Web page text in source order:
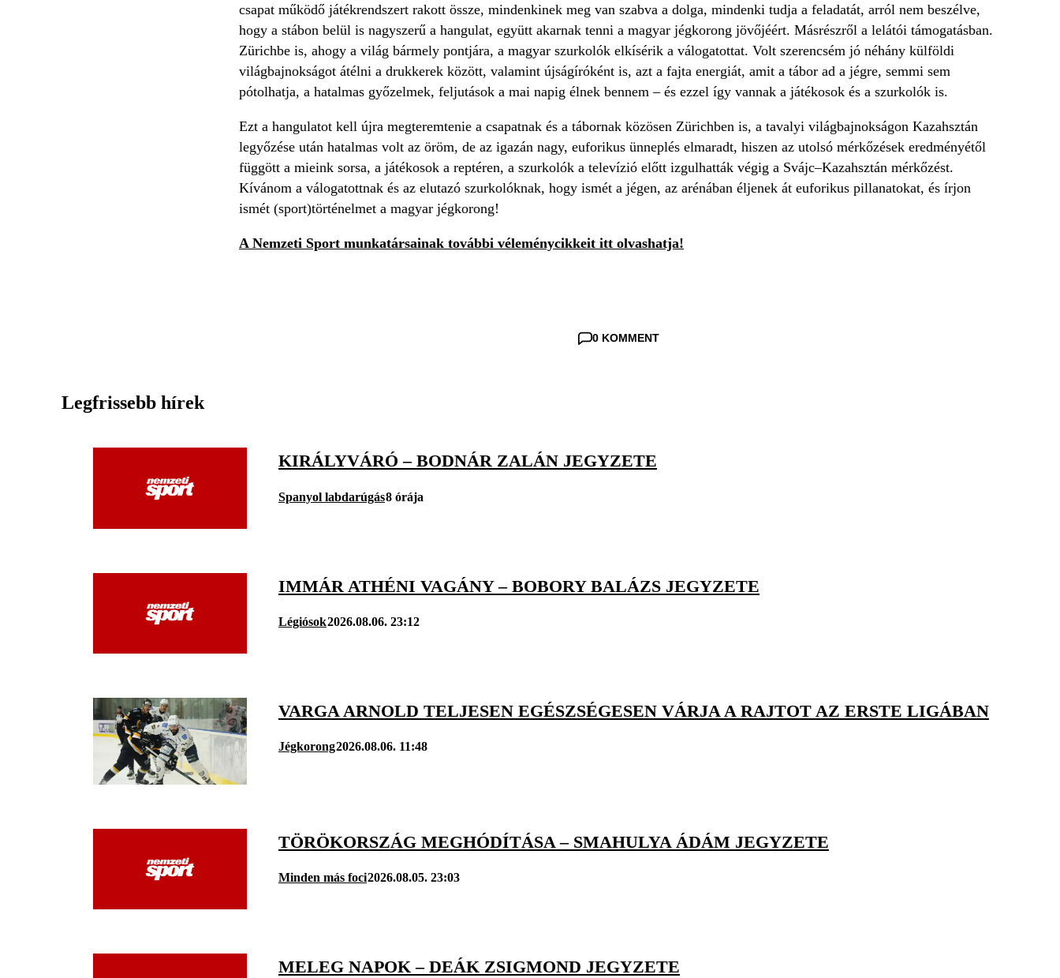
csapat működő játékrendszert rakott össze, mindenkinek meg van szabva a dolga, mindenki tudja a feladatát, arról nem beszélve,
hogy a stábon belül is nagyszerű a hangulat, együtt akarnak tenni a magyar jégkorong jövőjéért. Másrészről a lelátói támogatásban.
Zürichbe is, ahogy a világ bármely pontjára, a magyar szurkolók elkísérik a válogatottat. Volt szerencsém jó néhány külföldi
világbajnokságot átélni a drukkerek között, valamint újságíróként is, azt a fajta energiát, amit a tábor ad a jégre, semmi sem
pótolhatja, a hatalmas győzelmek, feljutások a mai napig élnek bennem – és ezzel így vannak a játékosok és a szurkolók is.
Ezt a hangulatot kell újra megteremtenie a csapatnak és a tábornak közösen Zürichben is, a tavalyi világbajnokságon Kazahsztán
legyőzése után hatalmas volt az öröm, de az igazán nagy, euforikus ünneplés elmaradt, hiszen az utolsó mérkőzések eredményétől
függött a mieink sorsa, a játékosok a reptéren, a szurkolók a televízió előtt izgulhatták végig a Svájc–Kazahsztán mérkőzést.
Kívánom a válogatottnak és az elutazó szurkolóknak, hogy ismét a jégen, az arénában éljenek át euforikus pillanatokat, és írjon
ismét (sport)történelmet a magyar jégkorong!
A Nemzeti Sport munkatársainak további véleménycikkeit itt olvashatja!
0 KOMMENT
Legfrissebb hírek
KIRÁLYVÁRÓ – BODNÁR ZALÁN JEGYZETE
Spanyol labdarúgás8 órája
IMMÁR ATHÉNI VAGÁNY – BOBORY BALÁZS JEGYZETE
Légiósok2026.08.06. 23:12
VARGA ARNOLD TELJESEN EGÉSZSÉGESEN VÁRJA A RAJTOT AZ ERSTE LIGÁBAN
Jégkorong2026.08.06. 11:48
TÖRÖKORSZÁG MEGHÓDÍTÁSA – SMAHULYA ÁDÁM JEGYZETE
Minden más foci2026.08.05. 23:03
MELEG NAPOK – DEÁK ZSIGMOND JEGYZETE